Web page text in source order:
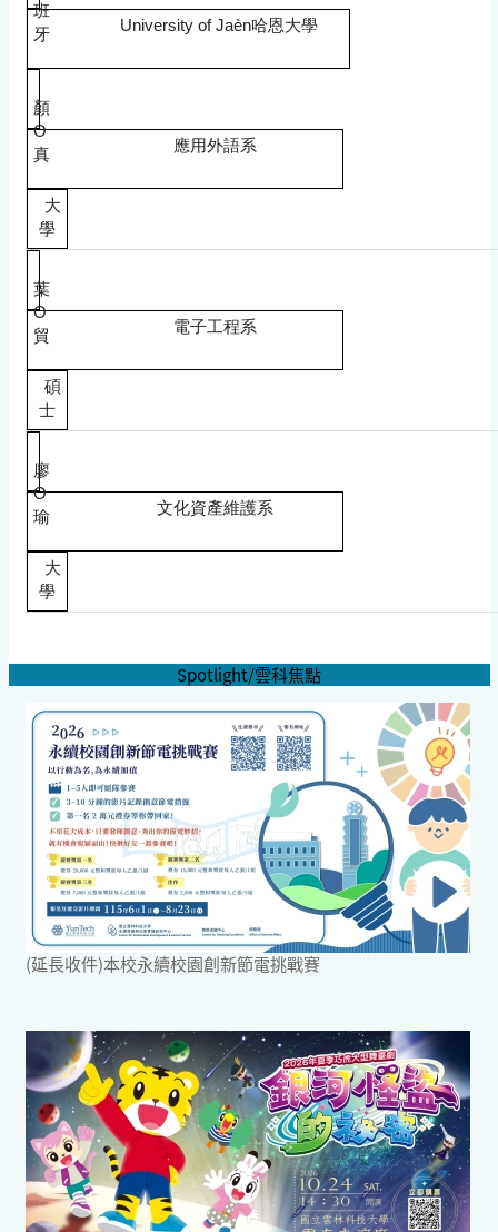
班
牙
University of Jaèn哈恩大學
顏
O
真
應用外語系
大
學
葉
O
貿
電子工程系
碩
士
廖
O
瑜
文化資產維護系
大
學
Spotlight/雲科焦點
(延長收件)本校永續校園創新節電挑戰賽